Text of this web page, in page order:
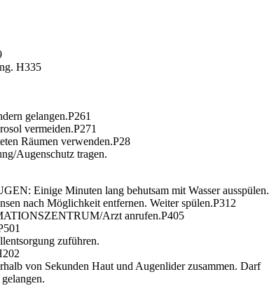
H335
gelangen.P261
vermeiden.P271
Räumen verwenden.P28
Augenschutz tragen.
Einige Minuten lang behutsam mit Wasser ausspülen.
nach Möglichkeit entfernen. Weiter spülen.P312
Arzt anrufen.P405
zuführen.
von Sekunden Haut und Augenlider zusammen. Darf